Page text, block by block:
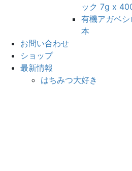
ック 7g x
有機アガベ
本
お問い合わせ
ショップ
最新情報
はちみつ大好き